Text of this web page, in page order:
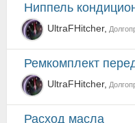
Ниппель
UltraFHitcher,
Ремкомплект
UltraFHitcher,
Расход масла